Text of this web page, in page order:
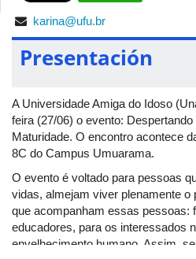
karina@ufu.br
Presentación
A Universidade Amiga do Idoso
feira (27/06) o evento:
Maturidade. O encontro acontece
8C do Campus Umuarama.
O evento é voltado para pessoas
vidas, almejam viver plenamente o
que acompanham essas pessoas:
educadores, para os interessados
envelhecimento humano. Assim,